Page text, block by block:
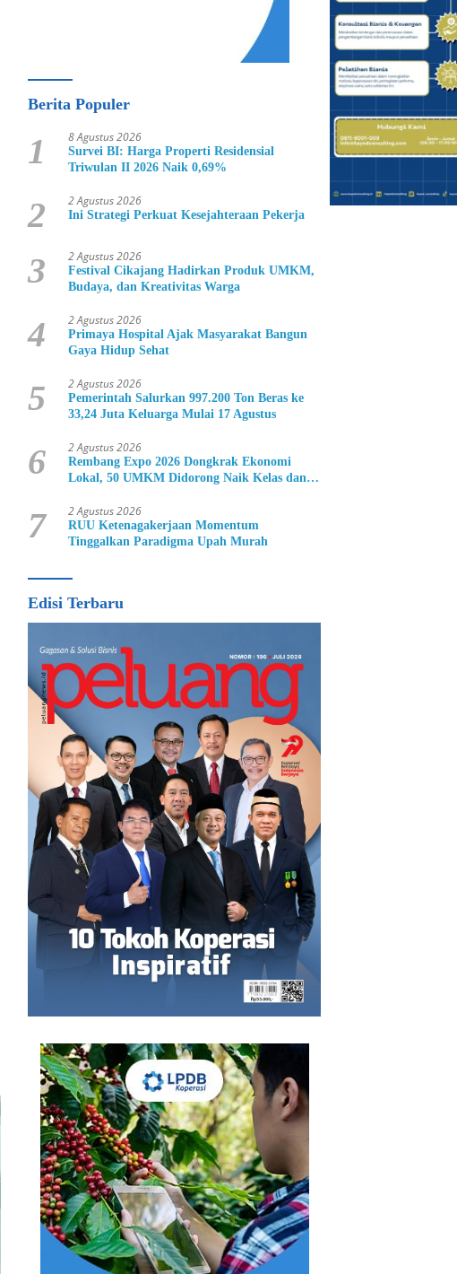
Berita Populer
1 8 Agustus 2026
Survei BI: Harga Properti Residensial
Triwulan II 2026 Naik 0,69%
2 2 Agustus 2026
Ini Strategi Perkuat Kesejahteraan Pekerja
3 2 Agustus 2026
Festival Cikajang Hadirkan Produk UMKM,
Budaya, dan Kreativitas Warga
4 2 Agustus 2026
Primaya Hospital Ajak Masyarakat Bangun
Gaya Hidup Sehat
5 2 Agustus 2026
Pemerintah Salurkan 997.200 Ton Beras ke
33,24 Juta Keluarga Mulai 17 Agustus
6 2 Agustus 2026
Rembang Expo 2026 Dongkrak Ekonomi
Lokal, 50 UMKM Didorong Naik Kelas dan
7 2 Agustus 2026
RUU Ketenagakerjaan Momentum
Tinggalkan Paradigma Upah Murah
Edisi Terbaru